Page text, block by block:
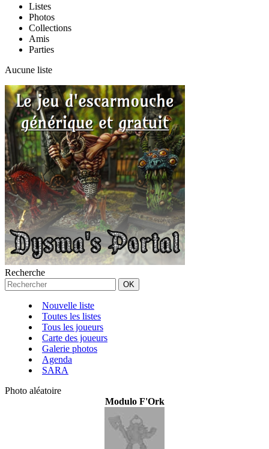
Listes
Photos
Collections
Amis
Parties
Aucune liste
Recherche
Nouvelle liste
Toutes les listes
Tous les joueurs
Carte des joueurs
Galerie photos
Agenda
SARA
Photo aléatoire
Modulo F'Ork